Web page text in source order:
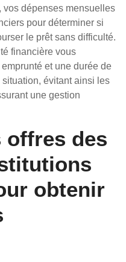
vos dépenses mensuelles
pour déterminer si
le prêt sans difficulté.
financière vous
et une durée de
évitant ainsi les
une gestion
offres des
obtenir